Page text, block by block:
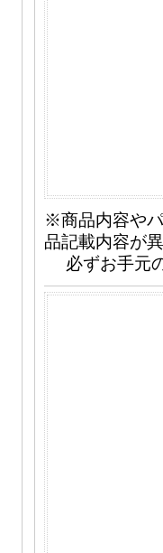
※商品内容や
品記載内容が
必ずお手元